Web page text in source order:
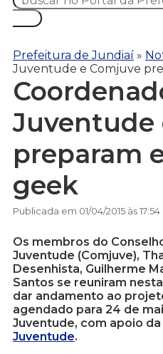
Prefeitura de Jundiaí »
Juventude e Comjuve
Juventude
preparam
geek
Publicada em 01/04/2015 às 17:54
Os membros do
Juventude (Comjuve),
Desenhista, Guilherme
Santos se reuniram
dar andamento ao
agendado para 24 de
Juventude, com apoio da
Juventude.